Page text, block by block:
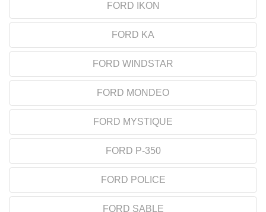
FORD IKON
FORD KA
FORD WINDSTAR
FORD MONDEO
FORD MYSTIQUE
FORD P-350
FORD POLICE
FORD SABLE